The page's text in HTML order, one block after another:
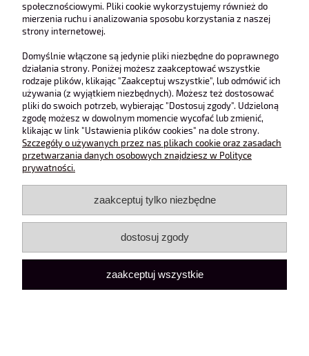
O nas
Obsługa klienta
Pomoc
Moje konto
pokaż pełną wersję strony
społecznościowymi. Pliki cookie wykorzystujemy również do
mierzenia ruchu i analizowania sposobu korzystania z naszej
strony internetowej.
Domyślnie włączone są jedynie pliki niezbędne do poprawnego
działania strony. Poniżej możesz zaakceptować wszystkie
rodzaje plików, klikając "Zaakceptuj wszystkie", lub odmówić ich
używania (z wyjątkiem niezbędnych). Możesz też dostosować
pliki do swoich potrzeb, wybierając "Dostosuj zgody". Udzieloną
zgodę możesz w dowolnym momencie wycofać lub zmienić,
klikając w link "Ustawienia plików cookies" na dole strony.
Szczegóły o używanych przez nas plikach cookie oraz zasadach
przetwarzania danych osobowych znajdziesz w Polityce
prywatności.
zaakceptuj tylko niezbędne
dostosuj zgody
zaakceptuj wszystkie